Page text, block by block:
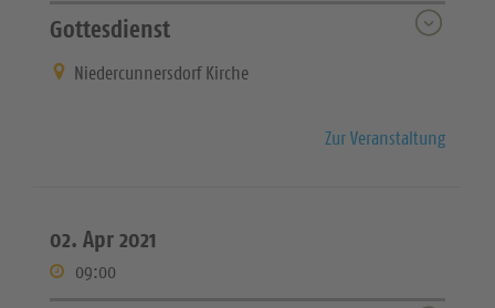
Gottesdienst
Niedercunnersdorf Kirche
Zur Veranstaltung
02. Apr 2021
09:00